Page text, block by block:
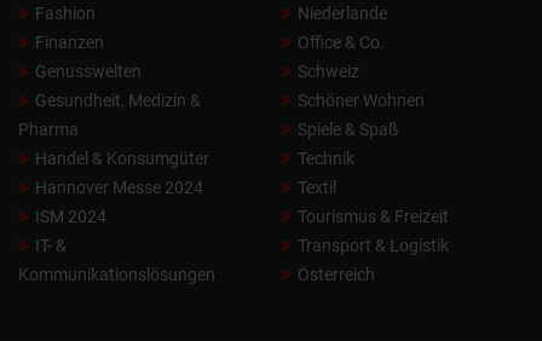
Fashion
Finanzen
Genusswelten
Gesundheit, Medizin &
Pharma
Handel & Konsumgüter
Hannover Messe 2024
ISM 2024
IT- &
Kommunikationslösungen
Niederlande
Office & Co.
Schweiz
Schöner Wohnen
Spiele & Spaß
Technik
Textil
Tourismus & Freizeit
Transport & Logistik
Österreich